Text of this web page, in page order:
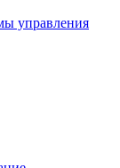
управления